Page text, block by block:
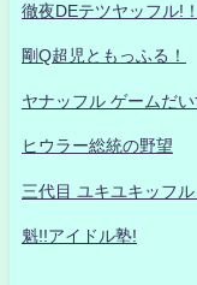
徹夜DEテツヤッフル!
剛Q超児ともっふる！
ヤナッフル ゲームだ
ヒウラー総統の野望
三代目 ユキユキッフ
魁!!アイドル塾!